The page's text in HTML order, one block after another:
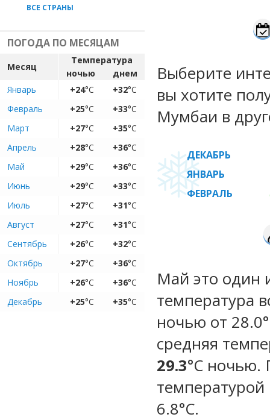
ВСЕ СТРАНЫ
ПОГОДА ПО МЕСЯЦАМ
Месяц
Температура
ночью
днем
Январь
+24°C +32°C
Февраль
+25°C +33°C
Март
+27°C +35°C
Апрель
+28°C +36°C
Май
+29°C +36°C
Июнь
+29°C +33°C
Июль
+27°C +31°C
Август
+27°C +31°C
Сентябрь
+26°C +32°C
Октябрь
+27°C +36°C
Ноябрь
+26°C +36°C
Декабрь
+25°C +35°C
Выберите
вы хотите
Мумбаи в
ДЕКАБРЬ
ЯНВАРЬ
ФЕВРАЛЬ
Май это один
температура
ночью от
средняя
29.3°C
температурой
6.8°С.